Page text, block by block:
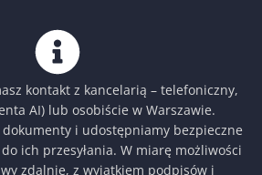
kontakt z kancelarią – telefoniczny,
AI) lub osobiście w Warszawie.
i udostępniamy bezpieczne
ich przesyłania. W miarę możliwości
zdalnie, z wyjątkiem podpisów i